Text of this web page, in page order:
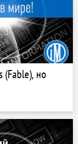
(Fable), но